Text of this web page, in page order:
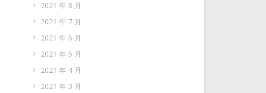
2021 年 8 月
2021 年 7 月
2021 年 6 月
2021 年 5 月
2021 年 4 月
2021 年 3 月